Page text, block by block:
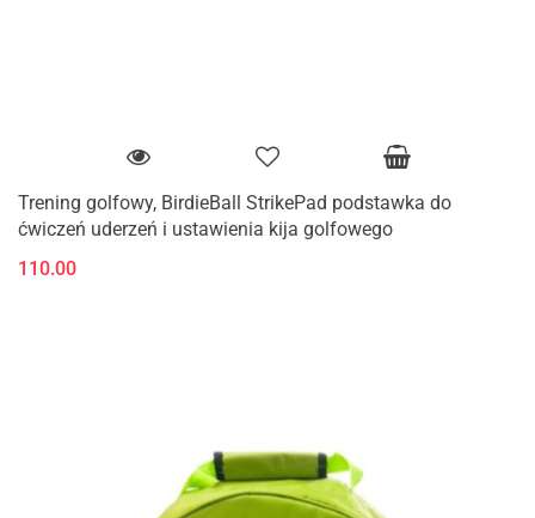
Trening golfowy, BirdieBall StrikePad podstawka do
ćwiczeń uderzeń i ustawienia kija golfowego
110.00